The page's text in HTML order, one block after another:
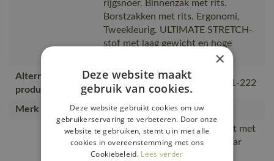
rijgsnoer. Binnenzak met rits.
Borstzakken met rits. Ergonomi,
Tweekleurig. ULTIMATE STRETCH-
stof met laag gewicht en hoge
Alternatieve
producten
18301-231, 18001-249, 15001-222
Merk MASCOT®
Ademend, wind- en waterdicht met
getapete naden., Extra zichtbaar
voor de omgeving door de
×
Deze website maakt
gebruik van cookies.
Deze website gebruikt cookies om uw
gebruikerservaring te verbeteren. Door onze
website te gebruiken, stemt u in met alle
cookies in overeenstemming met ons
Cookiebeleid. Lees verder